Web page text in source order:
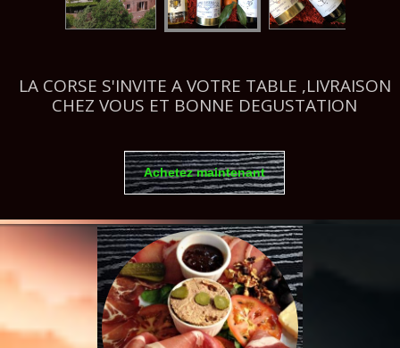
LA CORSE S'INVITE A VOTRE TABLE ,LIVRAISON
CHEZ VOUS ET BONNE DEGUSTATION
Achetez maintenant